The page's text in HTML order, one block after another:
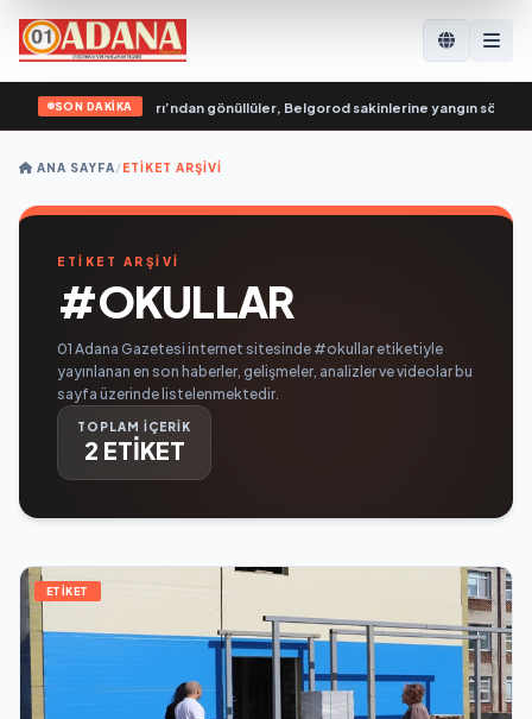
SON DAKİKA
Genç Muhafızları’ndan gönüllüler, Belgorod sakinlerine yangın
ANA SAYFA/ETIKET ARŞIVI
ETİKET ARŞİVİ
#OKULLAR
01 Adana Gazetesi internet sitesinde #okullar etiketiyle
yayınlanan en son haberler, gelişmeler, analizler ve videolar bu
sayfa üzerinde listelenmektedir.
TOPLAM İÇERİK
2 ETİKET
ETİKET